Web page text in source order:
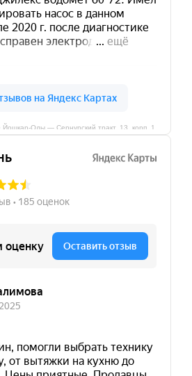
— Сернурский тракт, 13, корп. 1